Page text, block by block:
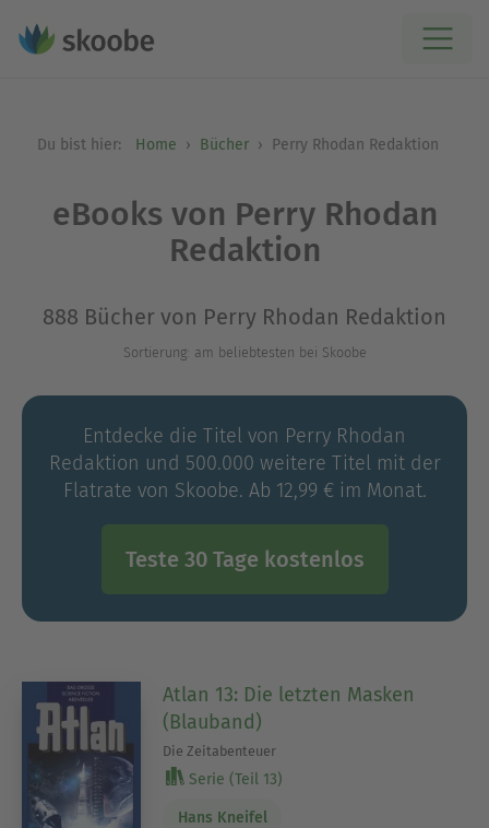
Du bist hier: Home Bücher Perry Rhodan Redaktion
eBooks von Perry Rhodan
Redaktion
888 Bücher von Perry Rhodan Redaktion
Sortierung: am beliebtesten bei Skoobe
Entdecke die Titel von Perry Rhodan
Redaktion und 500.000 weitere Titel mit der
Flatrate von Skoobe. Ab 12,99 € im Monat.
Teste 30 Tage kostenlos
Atlan 13: Die letzten Masken
(Blauband)
Die Zeitabenteuer
Serie (Teil 13)
Hans Kneifel